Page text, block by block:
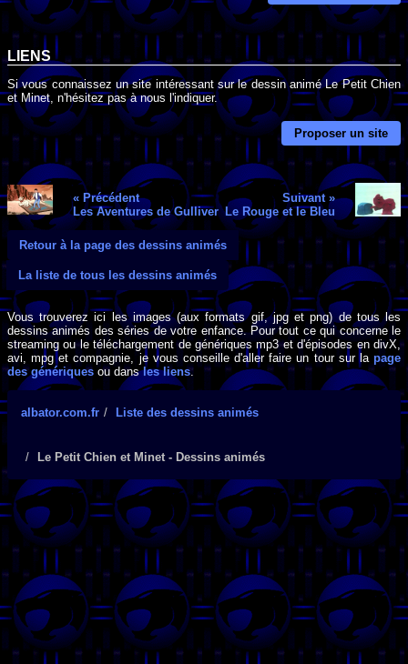
LIENS
Si vous connaissez un site intéressant sur le dessin animé Le Petit Chien
et Minet, n'hésitez pas à nous l'indiquer.
Proposer un site
« Précédent
Les Aventures de Gulliver
Suivant »
Le Rouge et le Bleu
Retour à la page des dessins animés
La liste de tous les dessins animés
Vous trouverez ici les images (aux formats gif, jpg et png) de tous les
dessins animés des séries de votre enfance. Pour tout ce qui concerne le
streaming ou le téléchargement de génériques mp3 et d'épisodes en divX,
avi, mpg et compagnie, je vous conseille d'aller faire un tour sur la page
des génériques ou dansles liens.
albator.com.fr Liste des dessins animés
Le Petit Chien et Minet - Dessins animés